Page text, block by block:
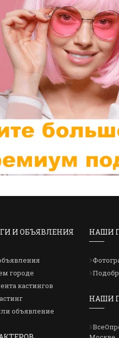
И ОБЪЯВЛЕНИЯ
городе
кастингов
объявление
НАШИ
НАШИ